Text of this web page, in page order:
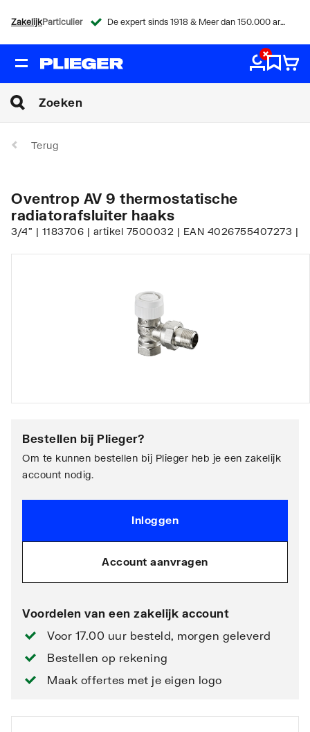
ZakelijkParticulier De expert sinds 1918 & Meer dan 150.000 artikelen
Terug
Oventrop AV 9 thermostatische
radiatorafsluiter haaks
3/4" | 1183706 | artikel 7500032 | EAN 4026755407273 |
Bestellen bij Plieger?
Om te kunnen bestellen bij Plieger heb je een zakelijk
account nodig.
Inloggen
Account aanvragen
Voordelen van een zakelijk account
Voor 17.00 uur besteld, morgen geleverd
Bestellen op rekening
Maak offertes met je eigen logo